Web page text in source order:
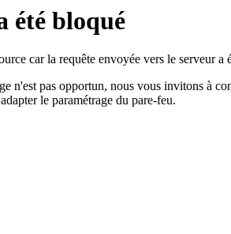
été bloqué
car la requête envoyée vers le serveur a
n'est pas opportun, nous vous invitons à
le paramétrage du pare-feu.